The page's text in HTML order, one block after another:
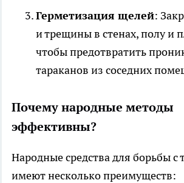
Герметизация щелей:
и трещины в стенах, полу и
чтобы предотвратить
тараканов из соседних
Почему народные методы
эффективны?
Народные средства для борьбы с
имеют несколько преимуществ: